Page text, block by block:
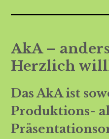
Termine
Barrierefreiheit
Instagram
FB
AkA –
Herzlich
Das AkA ist
Produktions-